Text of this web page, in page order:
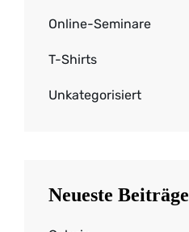
Online-Seminare
T-Shirts
Unkategorisiert
Neueste Beiträge